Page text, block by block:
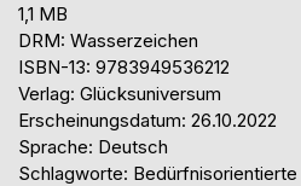
1,1 MB
DRM: Wasserzeichen
ISBN-13: 9783949536212
Verlag: Glücksuniversum
Erscheinungsdatum: 26.10.2022
Sprache: Deutsch
Schlagworte: Bedürfnisorientierte